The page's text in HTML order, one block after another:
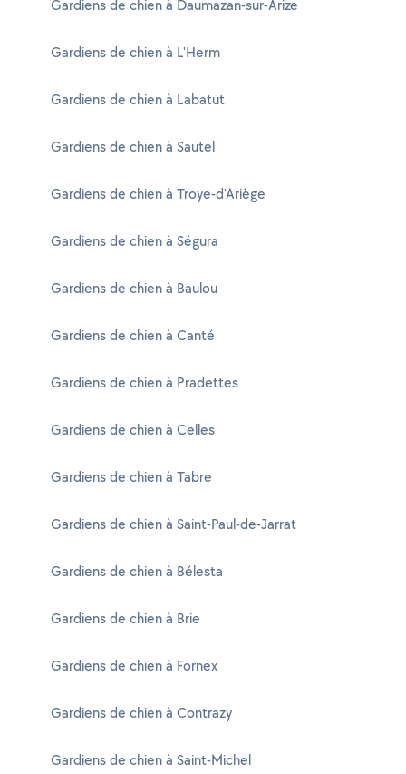
Gardiens de chien à Daumazan-sur-Arize
Gardiens de chien à L'Herm
Gardiens de chien à Labatut
Gardiens de chien à Sautel
Gardiens de chien à Troye-d'Ariège
Gardiens de chien à Ségura
Gardiens de chien à Baulou
Gardiens de chien à Canté
Gardiens de chien à Pradettes
Gardiens de chien à Celles
Gardiens de chien à Tabre
Gardiens de chien à Saint-Paul-de-Jarrat
Gardiens de chien à Bélesta
Gardiens de chien à Brie
Gardiens de chien à Fornex
Gardiens de chien à Contrazy
Gardiens de chien à Saint-Michel